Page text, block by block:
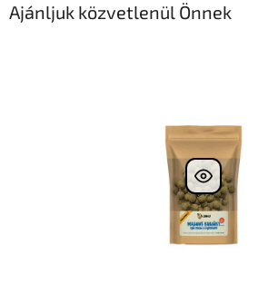
Ajánljuk közvetlenül Önnek